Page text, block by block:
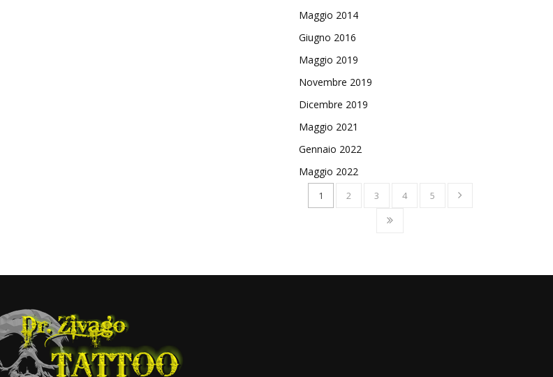
Maggio 2014
Giugno 2016
Maggio 2019
Novembre 2019
Dicembre 2019
Maggio 2021
Gennaio 2022
Maggio 2022
1 2 3 4 5